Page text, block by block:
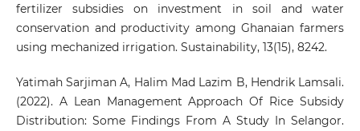
fertilizer subsidies on investment in soil and water
conservation and productivity among Ghanaian farmers
using mechanized irrigation. Sustainability, 13(15), 8242.
Yatimah Sarjiman A, Halim Mad Lazim B, Hendrik Lamsali.
(2022). A Lean Management Approach Of Rice Subsidy
Distribution: Some Findings From A Study In Selangor.